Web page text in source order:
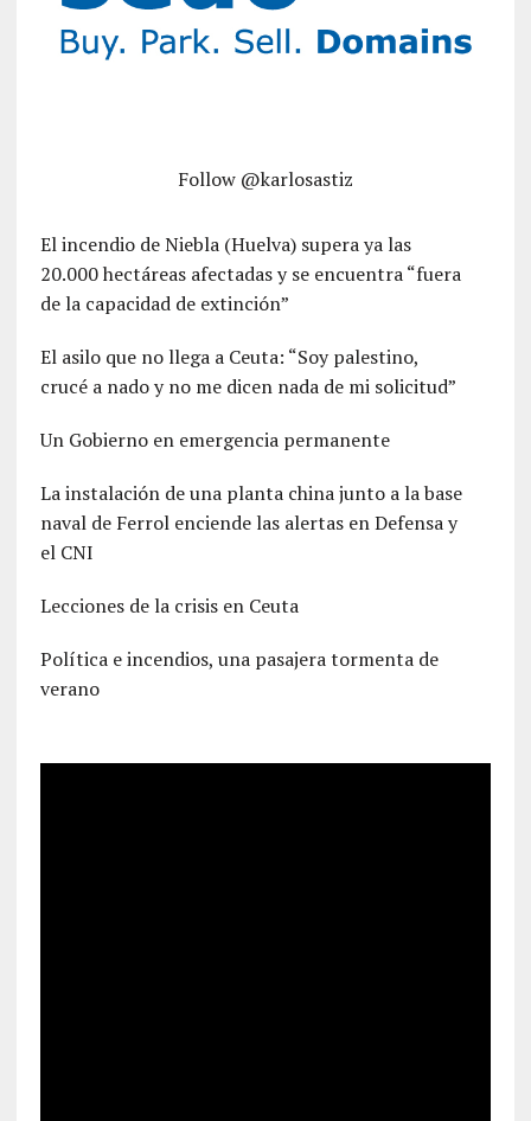
Follow @karlosastiz
El incendio de Niebla (Huelva) supera ya las
20.000 hectáreas afectadas y se encuentra “fuera
de la capacidad de extinción”
El asilo que no llega a Ceuta: “Soy palestino,
crucé a nado y no me dicen nada de mi solicitud”
Un Gobierno en emergencia permanente
La instalación de una planta china junto a la base
naval de Ferrol enciende las alertas en Defensa y
el CNI
Lecciones de la crisis en Ceuta
Política e incendios, una pasajera tormenta de
verano